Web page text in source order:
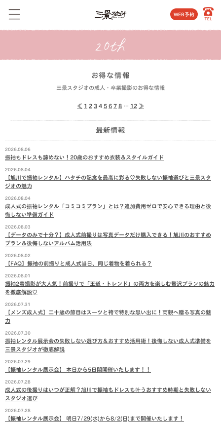
WEB予約
お得な情報
三景スタジオの成人・卒業撮影のお得な情報
≪ 1 2 3 4 5 6 7 8 … 12 ≫
最新情報
2026.08.06
振袖もドレスも諦めない！20歳のおすすめ衣装＆スタイルガイド
2026.08.04
【旭川で振袖レンタル】ハタチの記念を最高に彩る♡失敗しない振袖選びと三景スタ
ジオの魅力
2026.08.04
成人式の振袖レンタル「コミコミプラン」とは？追加費用ゼロで安心できる理由と後
悔しない準備ガイド
2026.08.03
【データのみで十分？】成人式前撮りは写真データだけ購入できる！旭川のおすすめ
プラン＆後悔しないアルバム活用法
2026.08.02
【FAQ】振袖の前撮りと成人式当日、同じ着物を着られる？
2026.08.01
振袖2着撮影が大人気！前撮りで「王道・トレンド」の両方を楽しむ贅沢プランの魅力
を徹底解説♡
2026.07.31
【メンズ成人式】二十歳の節目はスーツと袴で特別な思い出に！両親へ贈る写真の魅
力
2026.07.30
振袖レンタル展示会の失敗しない選び方＆おすすめ活用術！後悔しない成人式準備を
三景スタジオが徹底解説
2026.07.29
【振袖レンタル展示会】 本日から5日間開催いたします！！
2026.07.28
成人式の後撮りはいつが正解？旭川で振袖もドレスも叶うおすすめ時期と失敗しない
スタジオ選び
2026.07.28
【振袖レンタル展示会】 明日7/29(水)から8/2(日)まで開催いたします！